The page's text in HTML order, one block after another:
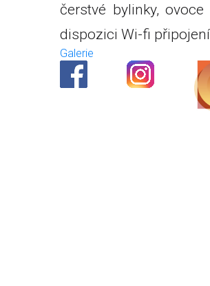
čerstvé bylinky,
dispozici Wi-fi
Galerie